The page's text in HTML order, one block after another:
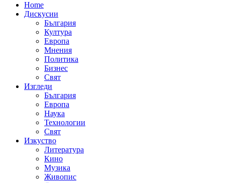
Home
Дискусии
България
Култура
Европа
Мнения
Политика
Бизнес
Свят
Изгледи
България
Европа
Наука
Технологии
Свят
Изкуство
Литература
Кино
Музика
Живопис